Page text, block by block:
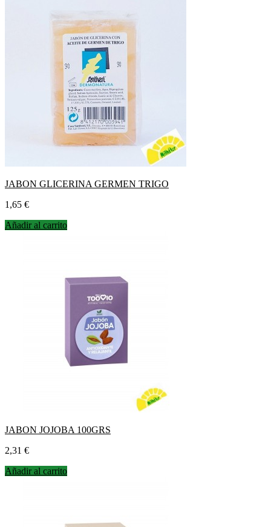
JABON GLICERINA GERMEN TRIGO
Precio
1,65 €
Añadir al carrito
JABON JOJOBA 100GRS
Precio
2,31 €
Añadir al carrito